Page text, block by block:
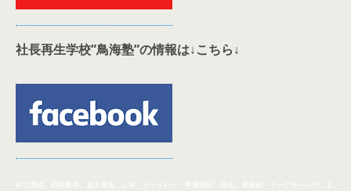
社長再生学校”鳥海塾”の情報は↓こちら↓